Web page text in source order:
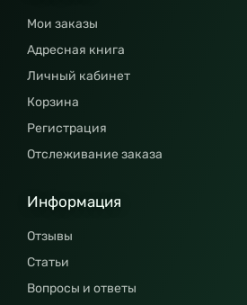
Мои заказы
Адресная книга
Личный кабинет
Корзина
Регистрация
Отслеживание заказа
Информация
Отзывы
Статьи
Вопросы и ответы